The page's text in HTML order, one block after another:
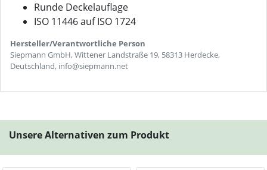
Runde Deckelauflage
ISO 11446 auf ISO 1724
Hersteller/Verantwortliche Person
Siepmann GmbH, Wittener Landstraße 19, 58313 Herdecke,
Deutschland, info@siepmann.net
Unsere Alternativen zum Produkt